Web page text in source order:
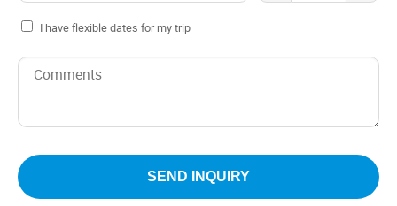
I have flexible dates for my trip